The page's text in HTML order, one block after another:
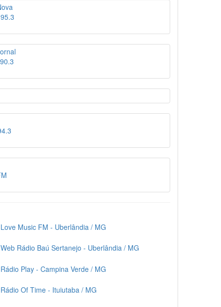
Love Music FM - Uberlândia / MG
Web Rádio Baú Sertanejo - Uberlândia / MG
Rádio Play - Campina Verde / MG
Rádio Of Time - Ituiutaba / MG